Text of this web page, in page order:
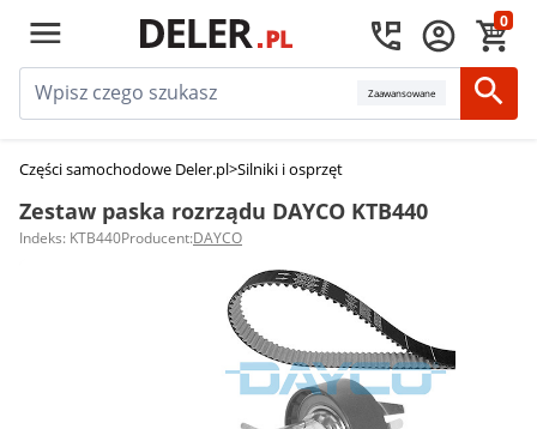
0
Zaawansowane
Części samochodowe Deler.pl>Silniki i osprzęt
Zestaw paska rozrządu DAYCO KTB440
Indeks: KTB440Producent:DAYCO